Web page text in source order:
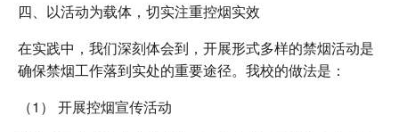
四、以活动为载体，切实注重控烟实效
在实践中，我们深刻体会到，开展形式多样的禁烟活动是
确保禁烟工作落到实处的重要途径。我校的做法是：
（1） 开展控烟宣传活动